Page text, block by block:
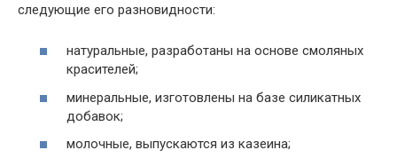
следующие его разновидности:
натуральные, разработаны на основе смоляных
красителей;
минеральные, изготовлены на базе силикатных
добавок;
молочные, выпускаются из казеина;